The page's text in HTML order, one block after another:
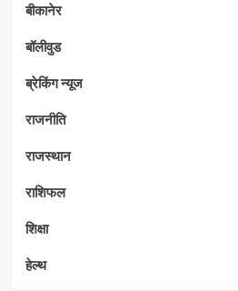
बीकानेर
बॉलीवुड
ब्रेकिंग न्यूज
राजनीति
राजस्थान
राशिफल
शिक्षा
हेल्थ